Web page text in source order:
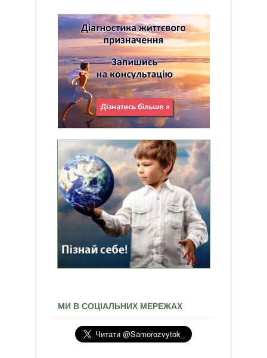
МИ В СОЦІАЛЬНИХ МЕРЕЖАХ